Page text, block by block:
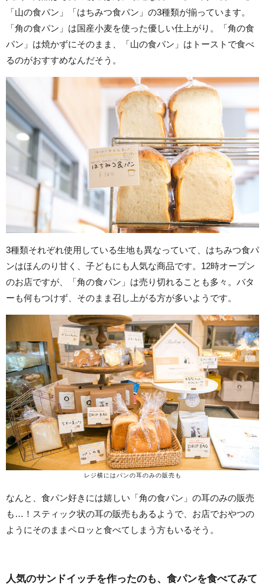
「山の食パン」「はちみつ食パン」の3種類が揃っています。
「角の食パン」は国産小麦を使った優しい仕上がり。「角の食
パン」は焼かずにそのまま、「山の食パン」はトーストで食べ
るのがおすすめなんだそう。
3種類それぞれ使用している生地も異なっていて、はちみつ食パ
ンはほんのり甘く、子どもにも人気な商品です。12時オープン
のお店ですが、「角の食パン」は売り切れることも多々。バタ
ーも何もつけず、そのまま召し上がる方が多いようです。
レジ横にはパンの耳のみの販売も
なんと、食パン好きには嬉しい「角の食パン」の耳のみの販売
も…！スティック状の耳の販売もあるようで、お店でおやつの
ようにそのままペロッと食べてしまう方もいるそう。
人気のサンドイッチを作ったのも、食パンを食べてみて